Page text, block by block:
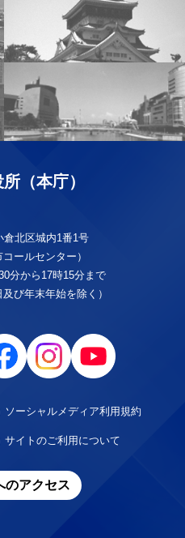
（本庁）
北区城内1番1号
ールセンター）
分から17時15分まで
び年末年始を除く）
ソーシャルメディア利用規約
サイトのご利用について
のアクセス